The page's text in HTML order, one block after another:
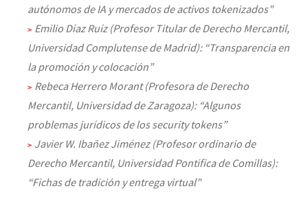
autónomos de IA y mercados de activos tokenizados”
Emilio Díaz Ruíz (Profesor Titular de Derecho Mercantil,
Universidad Complutense de Madrid): “Transparencia en
la promoción y colocación”
Rebeca Herrero Morant (Profesora de Derecho
Mercantil, Universidad de Zaragoza): “Algunos
problemas jurídicos de los security tokens”
Javier W. Ibañez Jiménez (Profesor ordinario de
Derecho Mercantil, Universidad Pontifica de Comillas):
“Fichas de tradición y entrega virtual”